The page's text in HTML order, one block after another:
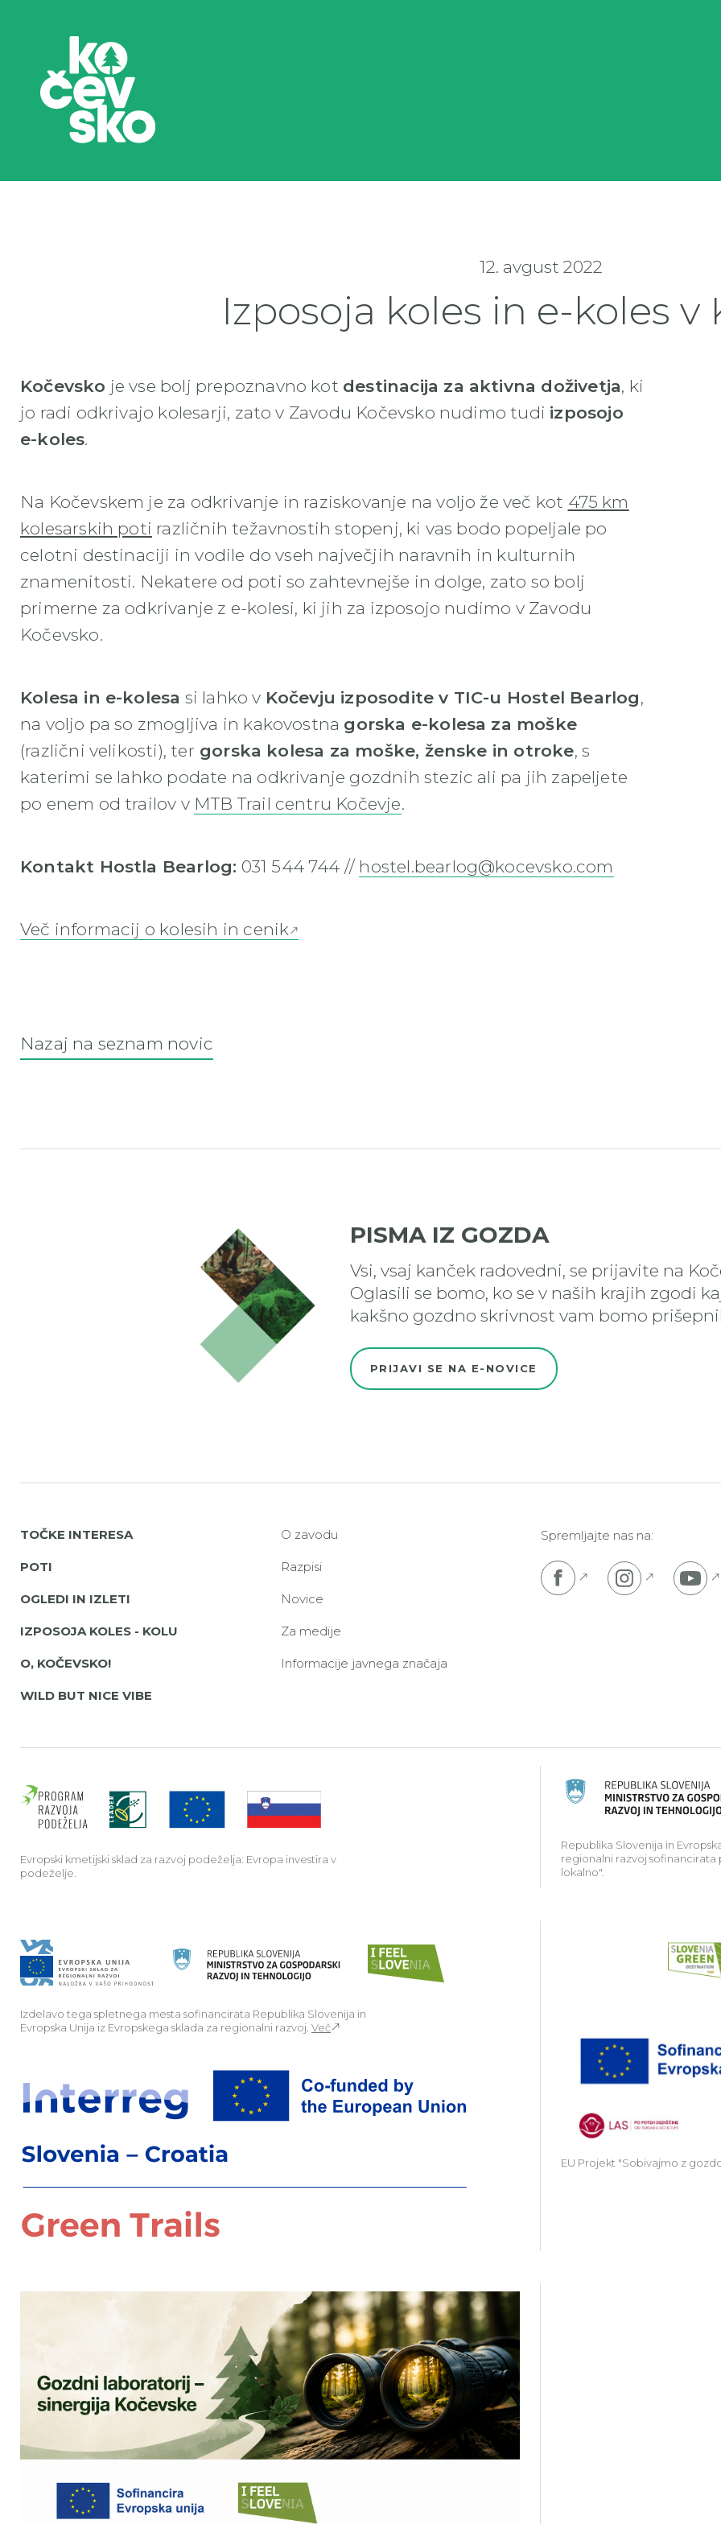
12. avgust 2022
Izposoja koles in e-koles v
Kočevsko je vse bolj prepoznavno kot destinacija za aktivna doživetja, ki
jo radi odkrivajo kolesarji, zato v Zavodu Kočevsko nudimo tudi izposojo
e-koles.
Na Kočevskem je za odkrivanje in raziskovanje na voljo že več kot 475 km
kolesarskih poti različnih težavnostih stopenj, ki vas bodo popeljale po
celotni destinaciji in vodile do vseh največjih naravnih in kulturnih
znamenitosti. Nekatere od poti so zahtevnejše in dolge, zato so bolj
primerne za odkrivanje z e-kolesi, ki jih za izposojo nudimo v Zavodu
Kočevsko.
Kolesa in e-kolesa si lahko v Kočevju izposodite v TIC-u Hostel Bearlog,
na voljo pa so zmogljiva in kakovostna gorska e-kolesa za moške
(različni velikosti), ter gorska kolesa za moške, ženske in otroke, s
katerimi se lahko podate na odkrivanje gozdnih stezic ali pa jih zapeljete
po enem od trailov v MTB Trail centru Kočevje.
Kontakt Hostla Bearlog: 031 544 744 // hostel.bearlog@kocevsko.com
Več informacij o kolesih in cenik
Nazaj na seznam novic
PISMA IZ GOZDA
Vsi, vsaj kanček radovedni, se prijavite na
Oglasili se bomo, ko se v naših krajih zgodi
kakšno gozdno skrivnost vam bomo
PRIJAVI SE NA E-NOVICE
TOČKE INTERESA
POTI
OGLEDI IN IZLETI
IZPOSOJA KOLES - KOLU
O, KOČEVSKO!
WILD BUT NICE VIBE
O zavodu
Razpisi
Novice
Za medije
Informacije javnega značaja
Spremljajte nas na:
Pojdi na Facebook
Pojdi na
Evropski kmetijski sklad za razvoj podeželja: Evropa
Evropski kmetijski sklad za razvoj podeželja: Evropa investira v
podeželje.
Republika Slovenija in
regionalni razvoj
lokalno".
Izdelavo tega spletnega mesta sofinancirata Republika Slovenija in
Evropska Unija iz Evropskega sklada za regionalni razvoj. Več
Zavod Kočevsko partner v projektu
EU Projekt "Sobivajmo z